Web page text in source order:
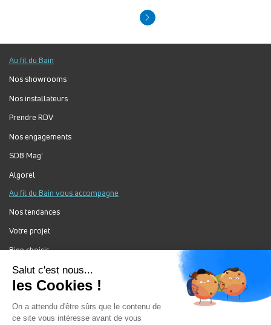
Au fil du Bain
Nos showrooms
Nos installateurs
Prendre RDV
Nos engagements
SDB Mag'
Algorel
Au fil du Bain vous accompagne
Nos tendances
Votre projet
Bien choisir
Forum Au Fil du Bain
Nos produits